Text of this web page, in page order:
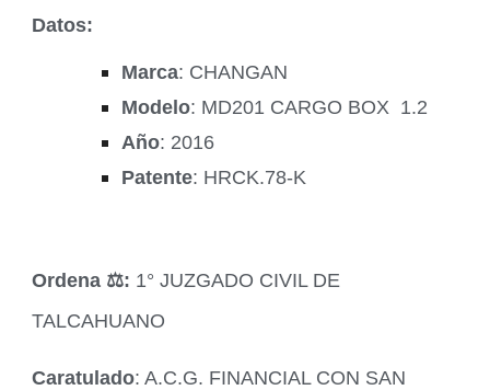
Datos:
Marca: CHANGAN
Modelo: MD201 CARGO BOX 1.2
Año: 2016
Patente: HRCK.78-K
Ordena ‍⚖️: 1° JUZGADO CIVIL DE
TALCAHUANO
Caratulado: A.C.G. FINANCIAL CON SAN